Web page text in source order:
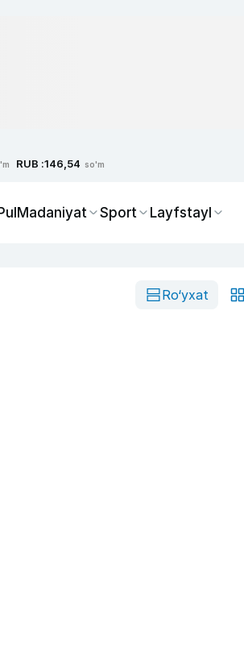
RUB :146,54 so'm
Madaniyat Sport Layfstayl
Ro‘yxat